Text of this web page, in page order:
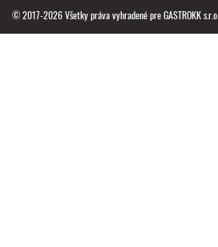
© 2017-2026 Všetky práva vyhradené pre GASTROKK s.r.o.